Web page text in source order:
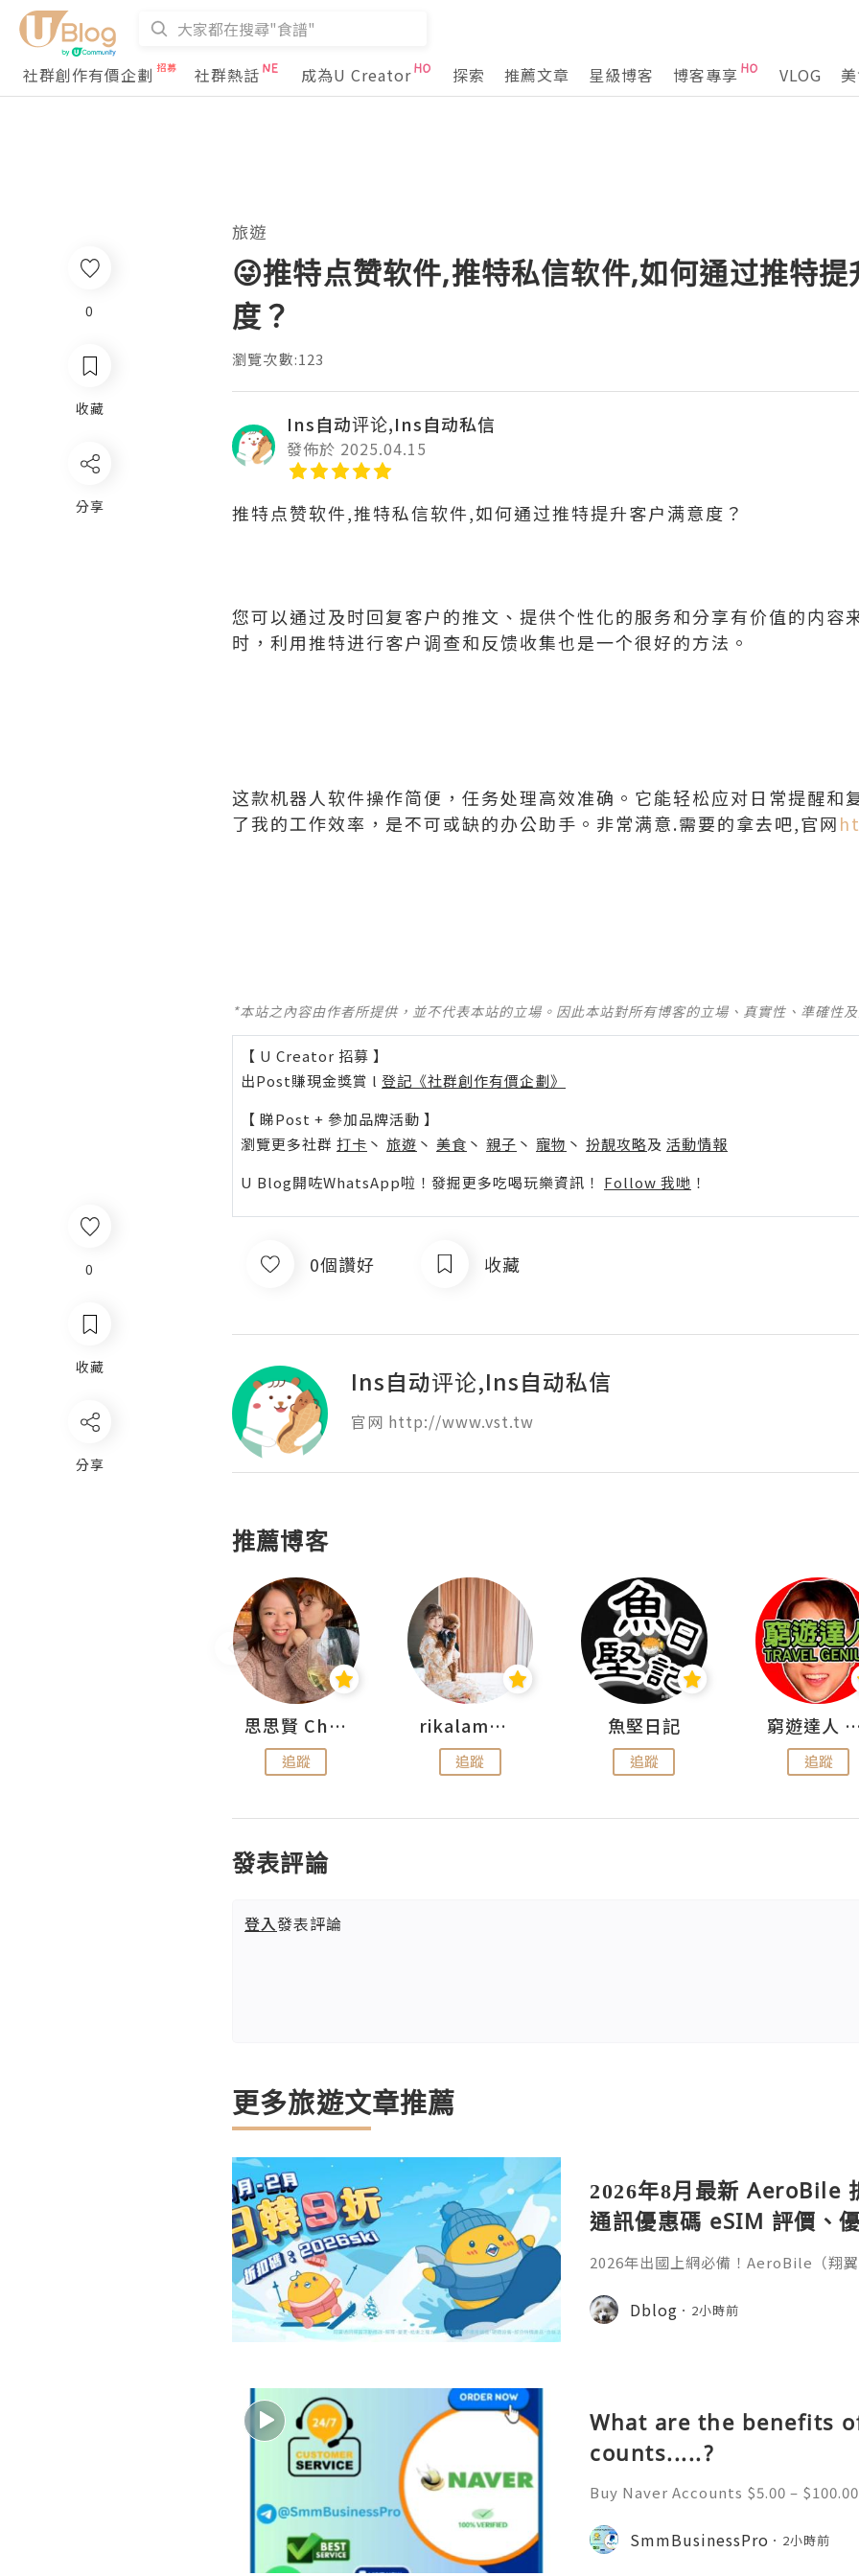
社群創作有價企劃 社群熱話 成為U Creator 探索 推薦文章 星級博客 博客專享 VLOG
0
收藏
分享
旅遊
😜推特点赞软件,推特私信软件,如何通过推特
度？
瀏覽次數:123
Ins自动评论,Ins自动私信
發佈於 2025.04.15
推特点赞软件,推特私信软件,如何通过推特提升客户满意度？
您可以通过及时回复客户的推文、提供个性化的服务和分享有价值的内容
时，利用推特进行客户调查和反馈收集也是一个很好的方法。
这款机器人软件操作简便，任务处理高效准确。它能轻松应对日常提醒和
了我的工作效率，是不可或缺的办公助手。非常满意.需要的拿去吧,官网
*本站之內容由作者所提供，並不代表本站的立場。因此本站對所有博客的立場、真實性、準確性
【 U Creator 招募 】
出Post賺現金獎賞 l 登記《社群創作有價企劃》
【 睇Post + 參加品牌活動 】
瀏覽更多社群 打卡 丶 旅遊 丶 美食 丶 親子 丶 寵物 丶 扮靚攻略及 活動情報
U Blog開咗WhatsApp啦！發掘更多吃喝玩樂資訊！ Follow 我哋 ！
0個讚好 收藏
Ins自动评论,Ins自动私信
官网 http://www.vst.tw
推薦博客
思思賢 ChillMyBabe
追蹤
rikalammm
追蹤
魚堅日記
追蹤
窮遊達人
追蹤
發表評論
登入發表評論
更多旅遊文章推薦
2026年8月最新 AeroBile
通訊優惠碼 eSIM 評價、
教學完整整理
2026年出國上網必備！AeroBile（翔
9折，eSIM評價超高穩定不卡頓，蝴
略全解析。省錢又方便，出國旅行網
Dblog 2小時前
What are the benefits
counts.....?
Buy Naver Accounts $5.00 –
e Welcome to Never South
gine and online platform. Al
SmmBusinessPro 2小時前
0
收藏
分享